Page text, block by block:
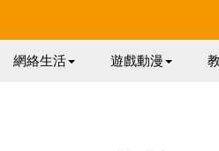
網絡生活 遊戲動漫